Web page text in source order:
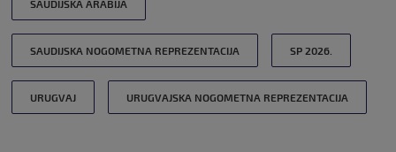
SAUDIJSKA ARABIJA
SAUDIJSKA NOGOMETNA REPREZENTACIJA SP 2026.
URUGVAJ URUGVAJSKA NOGOMETNA REPREZENTACIJA